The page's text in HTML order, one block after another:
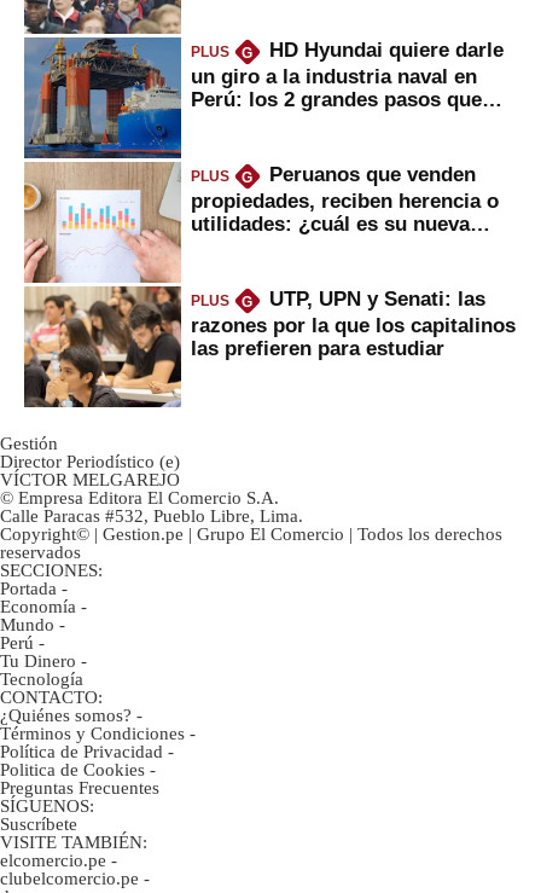
PLUS G
HD Hyundai quiere darle
un giro a la industria naval en
Perú: los 2 grandes pasos que
PLUS G
Peruanos que venden
propiedades, reciben herencia o
utilidades: ¿cuál es su nueva
PLUS G
UTP, UPN y Senati: las
razones por la que los capitalinos
las prefieren para estudiar
Gestión
Director Periodístico (e)
VÍCTOR MELGAREJO
© Empresa Editora El Comercio S.A.
Calle Paracas #532, Pueblo Libre, Lima.
Copyright© | Gestion.pe | Grupo El Comercio | Todos los derechos
reservados
SECCIONES:
Portada -
Economía -
Mundo -
Perú -
Tu Dinero -
Tecnología
CONTACTO:
¿Quiénes somos? -
Términos y Condiciones -
Política de Privacidad -
Politica de Cookies -
Preguntas Frecuentes
SÍGUENOS:
Suscríbete
VISITE TAMBIÉN:
elcomercio.pe -
clubelcomercio.pe -